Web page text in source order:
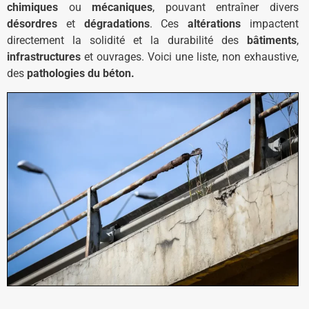
chimiques oumécaniques, pouvant entraîner divers
désordres et dégradations. Cesaltérations impactent
directement la solidité et la durabilité des
bâtiments,
infrastructures et ouvrages. Voici une liste, non exhaustive,
des pathologies du béton.